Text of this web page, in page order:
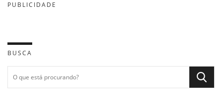
PUBLICIDADE
BUSCA